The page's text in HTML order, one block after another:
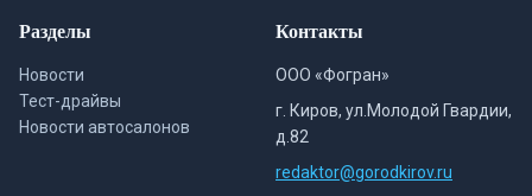
Разделы
Новости
Тест-драйвы
Новости автосалонов
Контакты
ООО «Фогран»
г. Киров, ул.Молодой Гвардии,
д.82
redaktor@gorodkirov.ru